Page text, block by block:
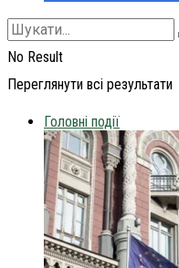
No Result
Переглянути всі результати
Головні події